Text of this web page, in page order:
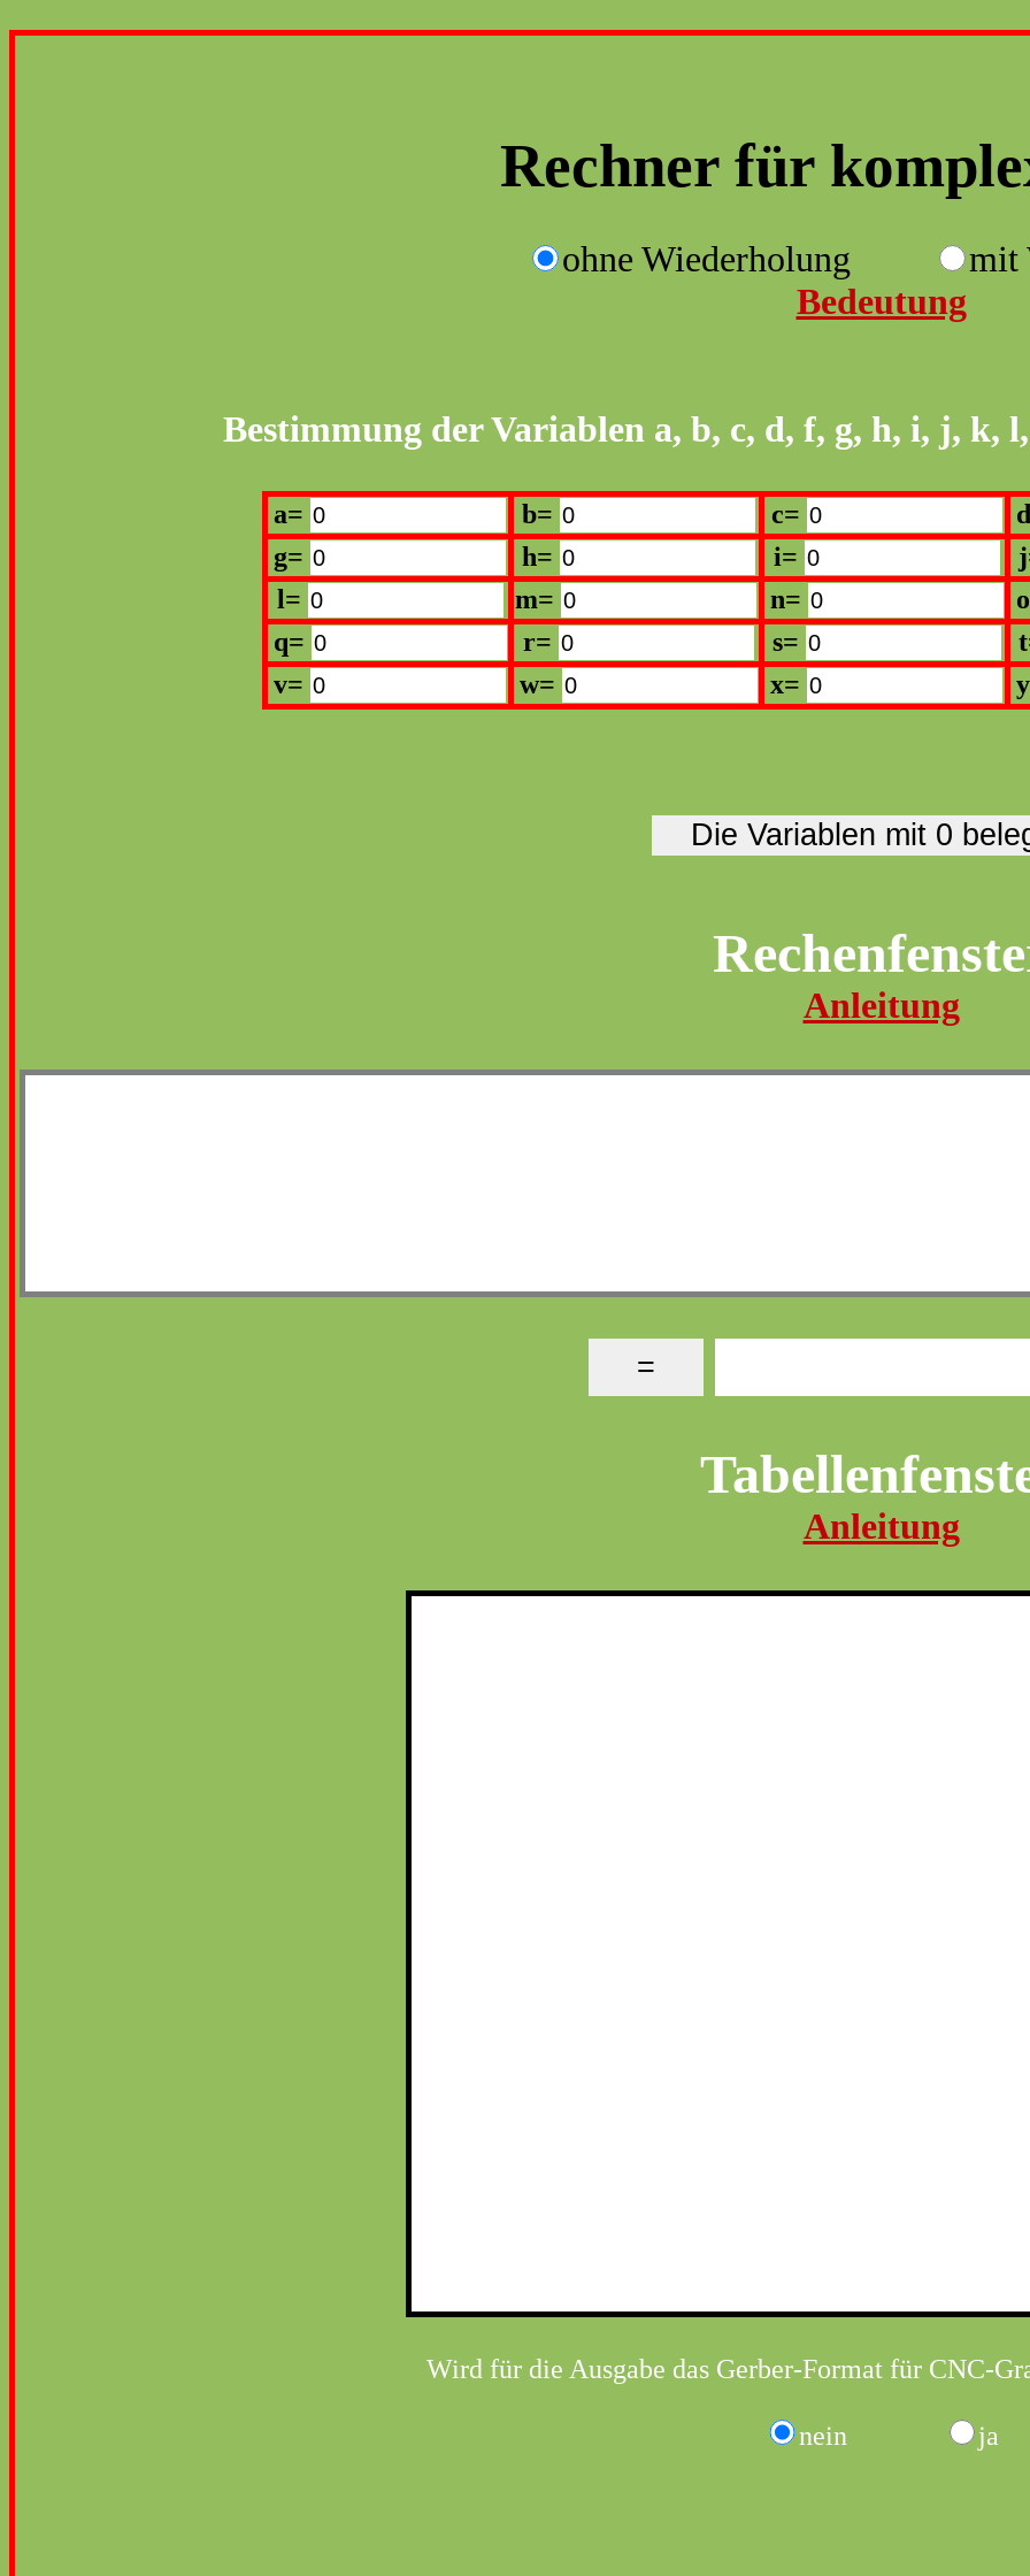
Rechner für
ohne Wiederholung
mit
Bedeutung
Bestimmung der Variablen a, b, c, d, f, g, h, i, j, k,
a= b= c=
g=
h= i=
l=
m= n=
q=
r= s=
v=
w= x=
Anleitung
Anleitung
Wird für die Ausgabe das Gerber-Format für CNC-
nein ja